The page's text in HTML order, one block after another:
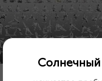
Солнечный